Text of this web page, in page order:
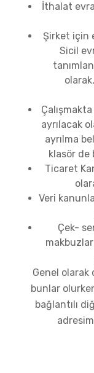
İthalat
Şirket için
Sicil
ayrılacak
ayrılma
klasör de
Ticaret
Veri
Çek-
Genel
bunlar
bağlantılı